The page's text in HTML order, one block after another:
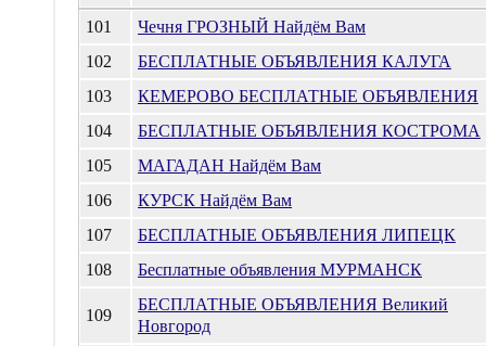
101
Чечня ГРОЗНЫЙ Найдём Вам
102
БЕСПЛАТНЫЕ ОБЪЯВЛЕНИЯ КАЛУГА
103
КЕМЕРОВО БЕСПЛАТНЫЕ ОБЪЯВЛЕНИЯ
104
БЕСПЛАТНЫЕ ОБЪЯВЛЕНИЯ КОСТРОМА
105
МАГАДАН Найдём Вам
106
КУРСК Найдём Вам
107
БЕСПЛАТНЫЕ ОБЪЯВЛЕНИЯ ЛИПЕЦК
108
Бесплатные объявления МУРМАНСК
109
БЕСПЛАТНЫЕ ОБЪЯВЛЕНИЯ Великий
Новгород